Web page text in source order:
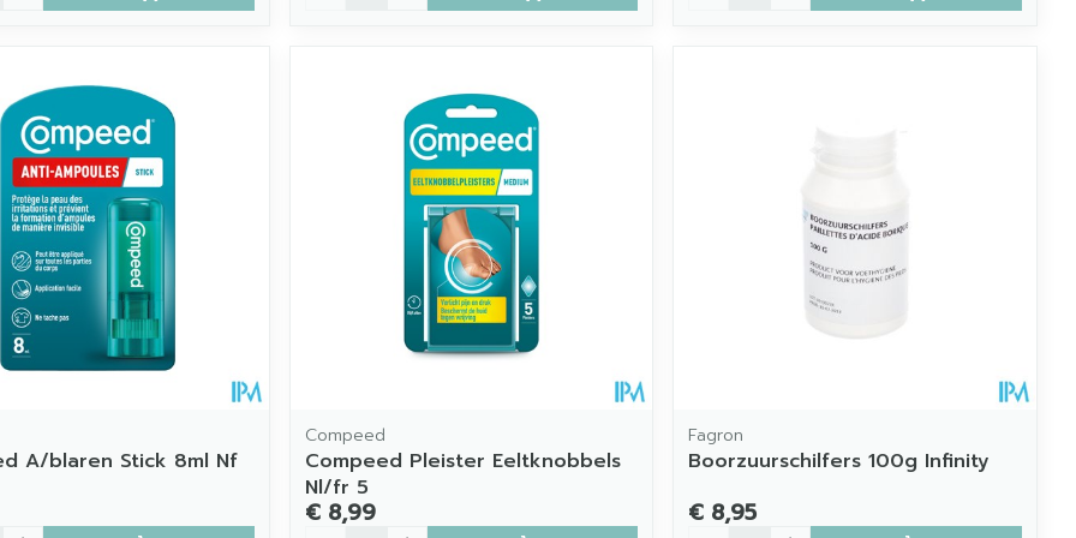
A/blaren Stick 8ml Nf
Compeed
Compeed Pleister Eeltknobbels
Nl/fr 5
€ 8,99
Fagron
Boorzuurschilfers 100g Infinity
€ 8,95